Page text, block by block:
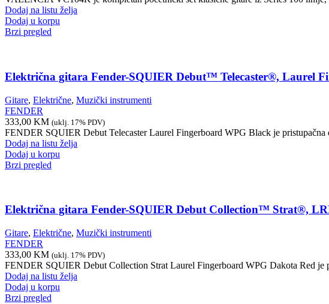
Dodaj na listu želja
Dodaj u korpu
Brzi pregled
Električna gitara Fender-SQUIER Debut™ Telecaster®, Laurel
Gitare, Električne, Muzički instrumenti
FENDER
333,00 KM (uklj. 17% PDV)
FENDER SQUIER Debut Telecaster Laurel Fingerboard WPG Black je
Dodaj na listu želja
Dodaj u korpu
Brzi pregled
Električna gitara Fender-SQUIER Debut Collection™ Strat®,
Gitare, Električne, Muzički instrumenti
FENDER
333,00 KM (uklj. 17% PDV)
FENDER SQUIER Debut Collection Strat Laurel Fingerboard WPG Dakota Red je
Dodaj na listu želja
Dodaj u korpu
Brzi pregled